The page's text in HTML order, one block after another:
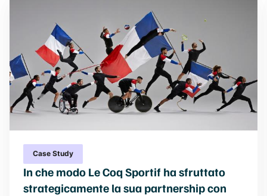
Case Study
In che modo Le Coq Sportif ha sfruttato
strategicamente la sua partnership con